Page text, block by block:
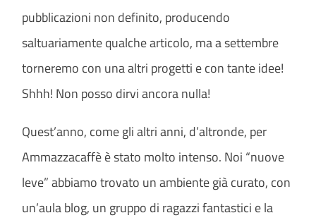
pubblicazioni non definito, producendo
saltuariamente qualche articolo, ma a settembre
torneremo con una altri progetti e con tante idee!
Shhh! Non posso dirvi ancora nulla!
Quest’anno, come gli altri anni, d’altronde, per
Ammazzacaffè è stato molto intenso. Noi “nuove
leve” abbiamo trovato un ambiente già curato, con
un’aula blog, un gruppo di ragazzi fantastici e la